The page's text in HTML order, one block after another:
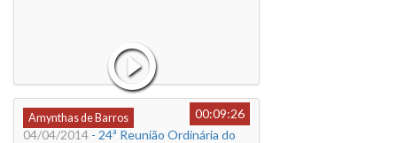
Amynthas de Barros
00:09:26
04/04/2014 - 24ª Reunião Ordinária do